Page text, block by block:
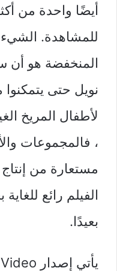
أيضًا واحدة من
للمشاهدة. الشيء
المنخفضة هو أن
نويل حتى يتمكنوا
لأطفال المريخ
، فالمجموعات
مستعارة من
الفيلم رائع
بعيدًا.
يأتي إصدار Primary Video من